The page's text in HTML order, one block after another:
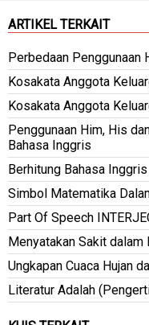
ARTIKEL TERKAIT
Perbedaan Penggunaan
Kosakata Anggota
Kosakata Anggota
Penggunaan Him, His
Bahasa Inggris
Berhitung Bahasa
Simbol Matematika
Part Of Speech
Menyatakan Sakit dalam
Ungkapan Cuaca Hujan
Literatur Adalah